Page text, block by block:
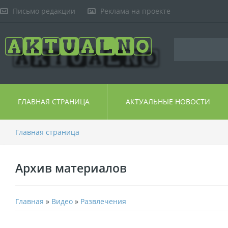
Письмо редакции Реклама на проекте
ГЛАВНАЯ СТРАНИЦА АКТУАЛЬНЫЕ НОВОСТИ
Главная страница
Архив материалов
Главная » Видео » Развлечения